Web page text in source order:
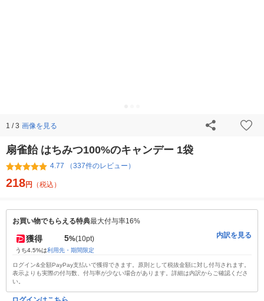
1 / 3 画像を見る
扇雀飴 はちみつ100%のキャンデー 1袋
4.77 （337件のレビュー）
218円 （税込）
お買い物でもらえる特典最大付与率16%
獲得 5%(10pt)
うち4.5%は利用先・期間限定
内訳を見る
ログイン&全額PayPay支払いで獲得できます。原則として税抜金額に対し付与されます。
表示よりも実際の付与数、付与率が少ない場合があります。詳細は内訳からご確認くださ
い。